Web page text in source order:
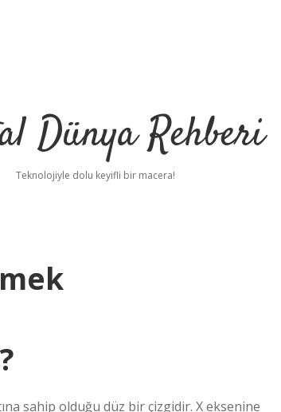
Dünya Rehberi
Teknolojiyle dolu keyifli bir macera!
sahip olduğu düz bir çizgidir. X eksenine